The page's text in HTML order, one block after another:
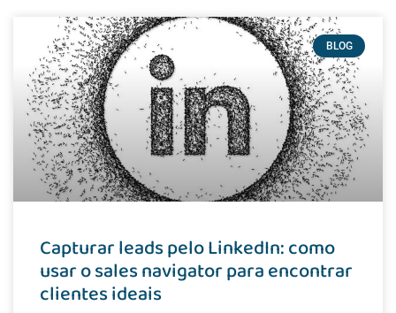
BLOG
Capturar leads pelo LinkedIn: como
usar o sales navigator para encontrar
clientes ideais